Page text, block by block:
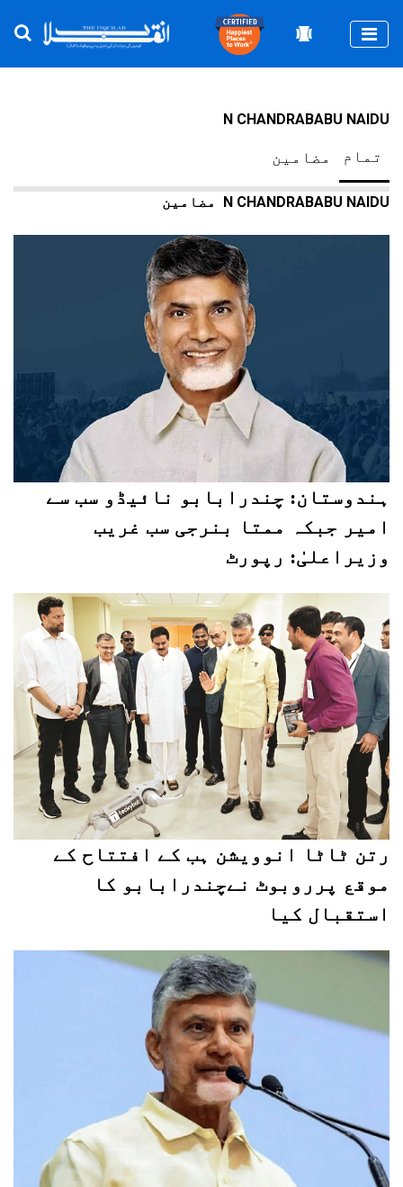
N CHANDRABABU NAIDU
مضامین تمام
N CHANDRABABU NAIDU
ہندوستان: چندرابابو نائیڈو سب سے
امیر جبکہ ممتا بنرجی سب غریب
وزیراعلیٰ: رپورٹ
رتن ٹاٹا انوویشن ہب کے افتتاح کے
موقع پرروبوٹ نےچندرابابو کا
استقبال کیا